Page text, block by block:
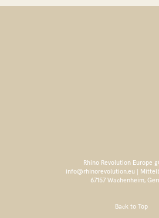
Rhino Revolution Europe
info@rhinorevolution.eu |
67157 Wachenheim,
Back to Top